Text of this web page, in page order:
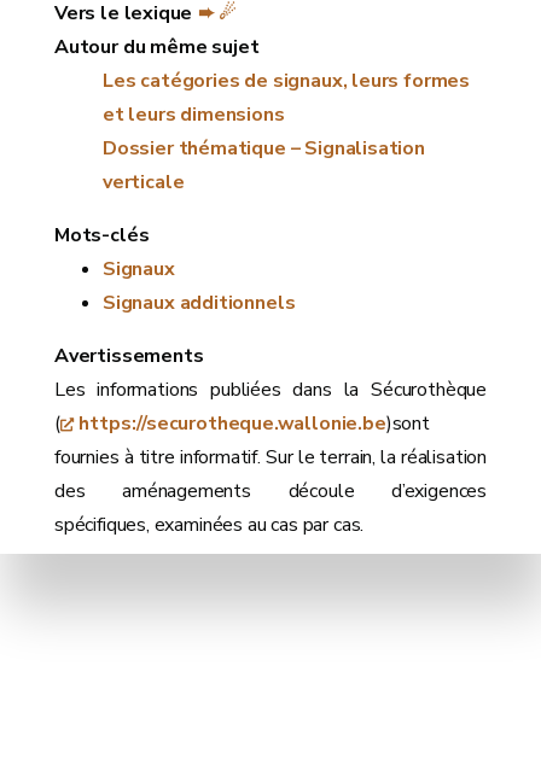
Vers le lexique ➨ ☄
Autour du même sujet
Les catégories de signaux, leurs formes
et leurs dimensions
Dossier thématique – Signalisation
verticale
Mots-clés
Signaux
Signaux additionnels
Avertissements
Les informations publiées dans la Sécurothèque
(
https://securotheque.wallonie.be)sont
fournies à titre informatif. Sur le terrain, la réalisation
des aménagements découle d’exigences
spécifiques, examinées au cas par cas.